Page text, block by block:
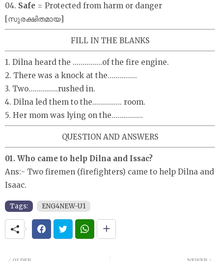
04. Safe = Protected from harm or danger
[സുരക്ഷിതമായ]
FILL IN THE BLANKS
1. Dilna heard the ...............of the fire engine.
2. There was a knock at the...............
3. Two...............rushed in.
4. Dilna led them to the............... room.
5. Her mom was lying on the................
QUESTION AND ANSWERS
01. Who came to help Dilna and Issac?
Ans:- Two firemen (firefighters) came to help Dilna and
Isaac.
Tags: ENG4NEW-U1